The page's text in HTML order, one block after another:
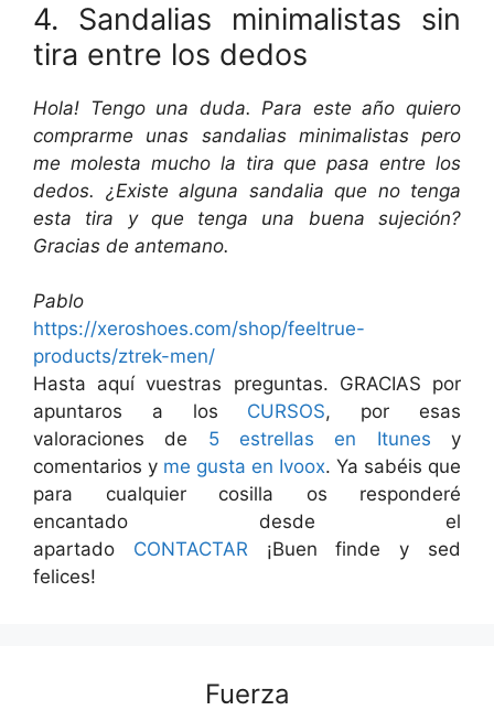
4. Sandalias minimalistas sin
tira entre los dedos
Hola! Tengo una duda. Para este año quiero
comprarme unas sandalias minimalistas pero
me molesta mucho la tira que pasa entre los
dedos. ¿Existe alguna sandalia que no tenga
esta tira y que tenga una buena sujeción?
Gracias de antemano.
Pablo
https://xeroshoes.com/shop/feeltrue-
products/ztrek-men/
Hasta aquí vuestras preguntas. GRACIAS por
apuntaros a los CURSOS, por esas
valoraciones de 5 estrellas en Itunes y
comentarios y me gusta en Ivoox. Ya sabéis que
para cualquier cosilla os responderé
encantado desde el
apartado CONTACTAR¡Buen finde y sed
felices!
Fuerza